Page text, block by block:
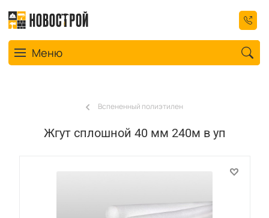
Toggle navigation
Меню
Вспененный полиэтилен
Жгут сплошной 40 мм 240м в уп